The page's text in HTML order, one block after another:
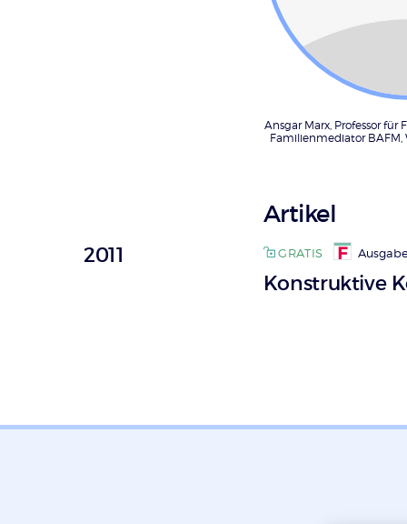
Ansgar Marx, Professor
Familienmediator
Artikel
2011 GRATIS
Konstruktive